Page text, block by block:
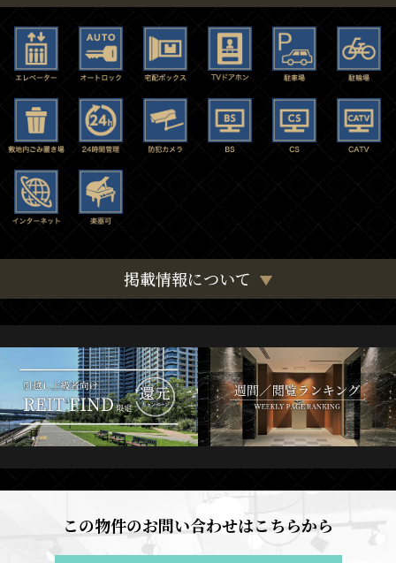
掲載情報について
この物件のお問い合わせはこちらから